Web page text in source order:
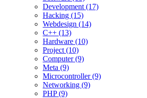
Development (17)
Hacking (15)
Webdesign (14)
C++ (13)
Hardware (10)
Project (10)
Computer (9)
Meta (9)
Microcontroller (9)
Networking (9)
PHP (9)